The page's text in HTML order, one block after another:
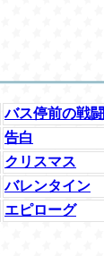
バス停前の戦闘
告白
クリスマス
バレンタイン
エピローグ